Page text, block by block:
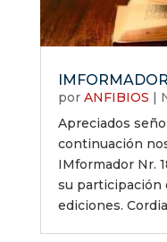
por ANFIBIOS |
Apreciados
continuación
IMformador Nr.
su participación
ediciones.